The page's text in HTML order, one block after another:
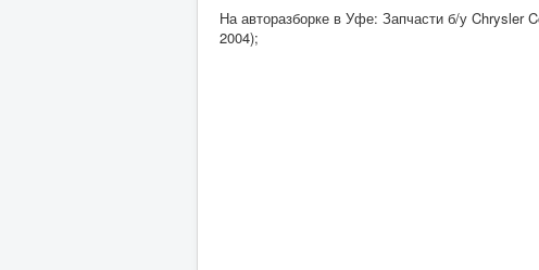
На авторазборке в Уфе: Запчасти б/у Chrysler
2004);